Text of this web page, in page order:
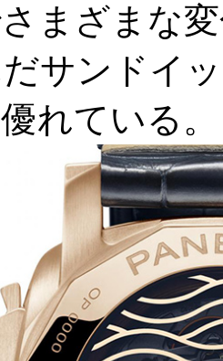
まざまな
サンドイ
れている。